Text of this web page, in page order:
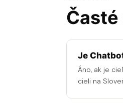
Je
Áno, ak je
cieli na